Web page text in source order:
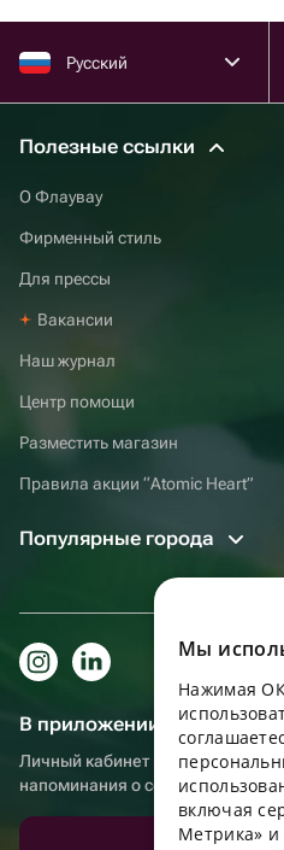
Русский
Полезные ссылки
О Флаувау
Фирменный стиль
Для прессы
Вакансии
Наш журнал
Центр помощи
Разместить магазин
Правила акции “Atomic Heart”
Популярные города
В приложении еще
Личный кабинет получателя,
напоминания о событиях
Скачать
Мы
Нажимая
включая
Метрика» и